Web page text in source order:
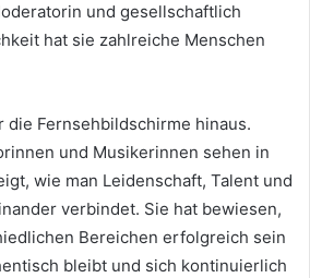
und gesellschaftlich
hat sie zahlreiche Menschen
die Fernsehbildschirme hinaus.
und Musikerinnen sehen in
wie man Leidenschaft, Talent und
verbindet. Sie hat bewiesen,
Bereichen erfolgreich sein
bleibt und sich kontinuierlich